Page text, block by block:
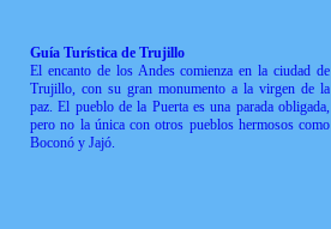
Guía Turística de Trujillo
El encanto de los Andes comienza en la ciudad de
Trujillo, con su gran monumento a la virgen de la
paz. El pueblo de la Puerta es una parada obligada,
pero no la única con otros pueblos hermosos como
Boconó y Jajó.